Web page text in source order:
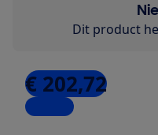
Dit product
€ 202,72
1 winkel